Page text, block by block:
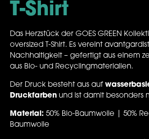
T-Shirt
Das Herzstück der GOES GREEN
oversized T-Shirt. Es vereint
Nachhaltigkeit – gefertigt aus einem
aus Bio- und Recyclingmaterialien.
Der Druck besteht aus auf
Druckfarben und ist damit besonders
Material: 50% Bio-Baumwolle | 50%
Baumwolle